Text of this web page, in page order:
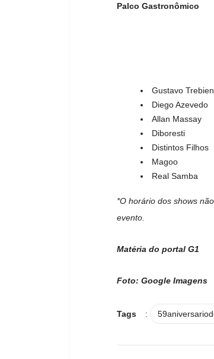
Palco Gastronômico
Gustavo Trebien
Diego Azevedo
Allan Massay
Diboresti
Distintos Filhos
Magoo
Real Samba
*O horário dos shows
evento.
Matéria do portal G1
Foto: Google Imagens
Tags :